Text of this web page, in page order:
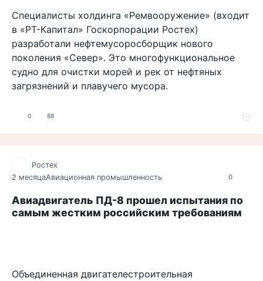
Специалисты холдинга «Ремвооружение» (входит
в «РТ-Капитал» Госкорпорации Ростех)
разработали нефтемусоросборщик нового
поколения «Север». Это многофункциональное
судно для очистки морей и рек от нефтяных
загрязнений и плавучего мусора.
0 88
0
Ростех
2 месяцаАвиационная промышленность
Авиадвигатель ПД-8 прошел испытания по
самым жестким российским требованиям
Объединенная двигателестроительная